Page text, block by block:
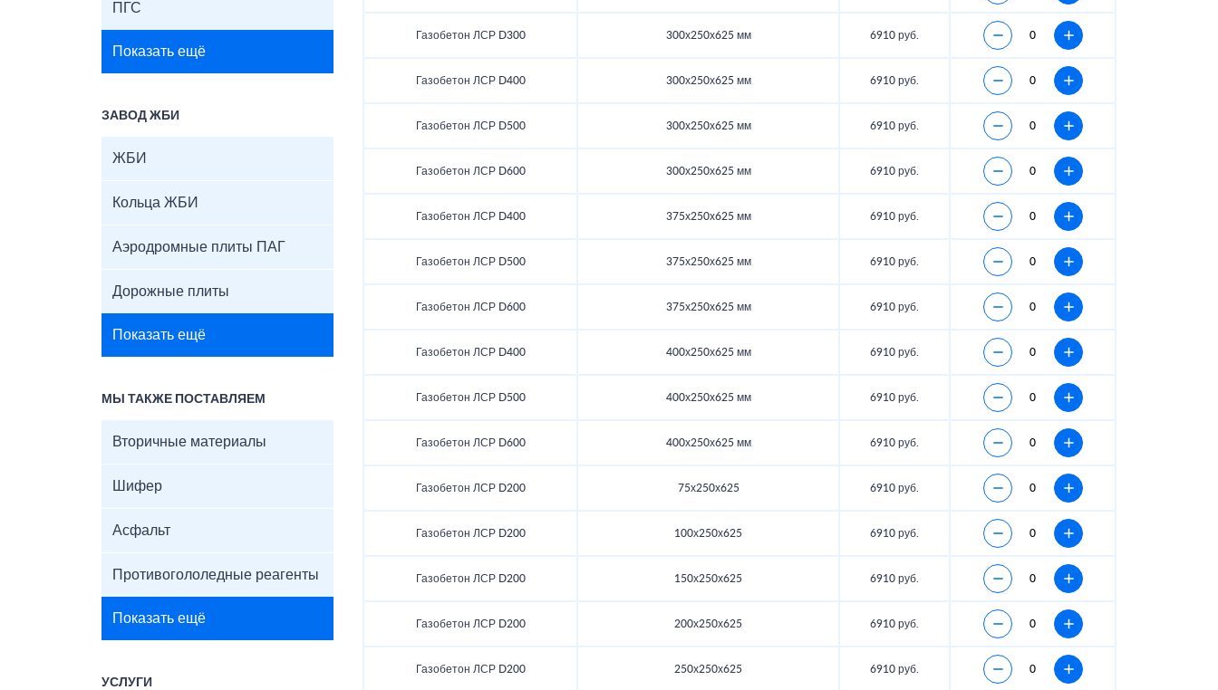
ПГС
Показать ещё
ЗАВОД ЖБИ
ЖБИ
Кольца ЖБИ
Аэродромные плиты ПАГ
Дорожные плиты
Показать ещё
МЫ ТАКЖЕ ПОСТАВЛЯЕМ
Вторичные материалы
Шифер
Асфальт
Противогололедные реагенты
Показать ещё
УСЛУГИ
Газобетон ЛСР D300 300х250х625 мм 6910 руб.
Газобетон ЛСР D400 300х250х625 мм 6910 руб.
Газобетон ЛСР D500 300х250х625 мм 6910 руб.
Газобетон ЛСР D600 300х250х625 мм 6910 руб.
Газобетон ЛСР D400 375х250х625 мм 6910 руб.
Газобетон ЛСР D500 375х250х625 мм 6910 руб.
Газобетон ЛСР D600 375х250х625 мм 6910 руб.
Газобетон ЛСР D400 400х250х625 мм 6910 руб.
Газобетон ЛСР D500 400х250х625 мм 6910 руб.
Газобетон ЛСР D600 400х250х625 мм 6910 руб.
Газобетон ЛСР D200 75х250х625 6910 руб.
Газобетон ЛСР D200 100х250х625 6910 руб.
Газобетон ЛСР D200 150х250х625 6910 руб.
Газобетон ЛСР D200 200х250х625 6910 руб.
Газобетон ЛСР D200 250х250х625 6910 руб.